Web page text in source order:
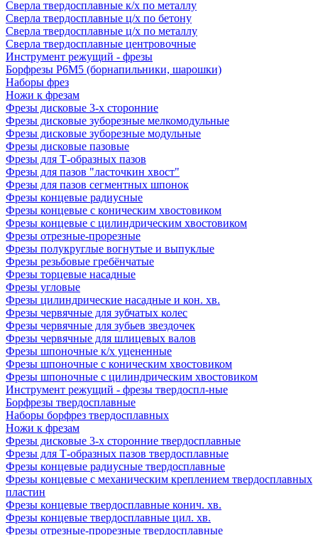
Сверла твердосплавные к/х по металлу
Сверла твердосплавные ц/х по бетону
Сверла твердосплавные ц/х по металлу
Сверла твердосплавные центровочные
Инструмент режущий - фрезы
Борфрезы Р6М5 (борнапильники, шарошки)
Наборы фрез
Ножи к фрезам
Фрезы дисковые 3-х сторонние
Фрезы дисковые зуборезные мелкомодульные
Фрезы дисковые зуборезные модульные
Фрезы дисковые пазовые
Фрезы для Т-образных пазов
Фрезы для пазов "ласточкин хвост"
Фрезы для пазов сегментных шпонок
Фрезы концевые радиусные
Фрезы концевые с коническим хвостовиком
Фрезы концевые с цилиндрическим хвостовиком
Фрезы отрезные-прорезные
Фрезы полукруглые вогнутые и выпуклые
Фрезы резьбовые гребёнчатые
Фрезы торцевые насадные
Фрезы угловые
Фрезы цилиндрические насадные и кон. хв.
Фрезы червячные для зубчатых колес
Фрезы червячные для зубьев звездочек
Фрезы червячные для шлицевых валов
Фрезы шпоночные к/х уцененные
Фрезы шпоночные с коническим хвостовиком
Фрезы шпоночные с цилиндрическим хвостовиком
Инструмент режущий - фрезы твердоспл-ные
Борфрезы твердосплавные
Наборы борфрез твердосплавных
Ножи к фрезам
Фрезы дисковые 3-х сторонние твердосплавные
Фрезы для Т-образных пазов твердосплавные
Фрезы концевые радиусные твердосплавные
Фрезы концевые с механическим креплением твердосплавных
пластин
Фрезы концевые твердосплавные конич. хв.
Фрезы концевые твердосплавные цил. хв.
Фрезы отрезные-прорезные твердосплавные